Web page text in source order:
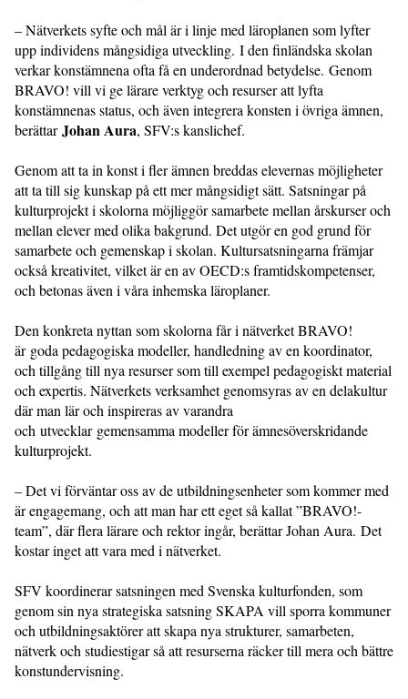
– Nätverkets syfte och mål är i linje med läroplanen som lyfter
upp individens mångsidiga utveckling. I den finländska skolan
verkar konstämnena ofta få en underordnad betydelse. Genom
BRAVO! vill vi ge lärare verktyg och resurser att lyfta
konstämnenas status, och även integrera konsten i övriga ämnen,
berättarJohan Aura, SFV:s kanslichef.
Genom att ta in konst i fler ämnen breddas elevernas möjligheter
att ta till sig kunskap på ett mer mångsidigt sätt. Satsningar på
kulturprojekt i skolorna möjliggör samarbete mellan årskurser och
mellan elever med olika bakgrund. Det utgör en god grund för
samarbete och gemenskap i skolan. Kultursatsningarna främjar
också kreativitet, vilket är en av OECD:s framtidskompetenser,
och betonas även i våra inhemska läroplaner.
Den konkreta nyttan som skolorna får i nätverket BRAVO!
är goda pedagogiska modeller, handledning av en koordinator,
och tillgång till nya resurser som till exempel pedagogiskt material
och expertis. Nätverkets verksamhet genomsyras av en delakultur
där man lär och inspireras av varandra
och utvecklar gemensamma modeller för ämnesöverskridande
kulturprojekt.
– Det vi förväntar oss av de utbildningsenheter som kommer med
är engagemang, och att man har ett eget så kallat ”BRAVO!-
team”, där flera lärare och rektor ingår, berättar Johan Aura. Det
kostar inget att vara med i nätverket.
SFV koordinerar satsningen med Svenska kulturfonden, som
genom sin nya strategiska satsning SKAPA vill sporra kommuner
och utbildningsaktörer att skapa nya strukturer, samarbeten,
nätverk och studiestigar så att resurserna räcker till mera och bättre
konstundervisning.